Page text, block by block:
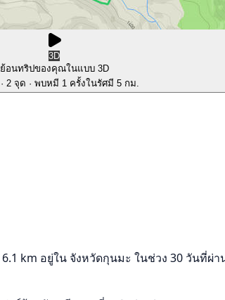
3D
ย้อนทริปของคุณในแบบ 3D
· 2 จุด · พบหมี 1 ครั้งในรัศมี 5 กม.
km อยู่ใน จังหวัดกุนมะ ในช่วง 30 วันที่